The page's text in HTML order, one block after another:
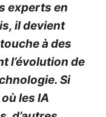
experts en
il devient
à des
l’évolution de
Si
les IA